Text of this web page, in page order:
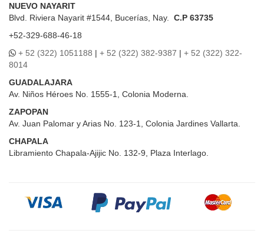
NUEVO NAYARIT
Blvd.
Riviera Nayarit #1544, Bucerías, Nay. C.P 63735
+52-329-688-46-18
+ 52 (322) 1051188 | + 52 (322) 382-9387 | + 52 (322) 322-
8014
GUADALAJARA
Av. Niños Héroes No. 1555-1, Colonia Moderna.
ZAPOPAN
Av. Juan Palomar y Arias No. 123-1, Colonia Jardines Vallarta.
CHAPALA
Libramiento Chapala-Ajijic No. 132-9, Plaza Interlago.